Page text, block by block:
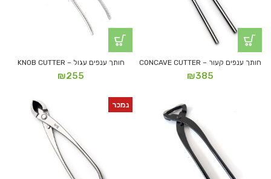
חותך ענפים קעור – CONCAVE CUTTER
₪385
חותך ענפים עגול – KNOB CUTTER
₪255
נמכר